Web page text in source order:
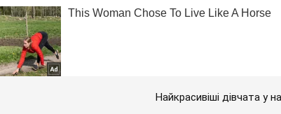
Найкрасивіші дівчата у